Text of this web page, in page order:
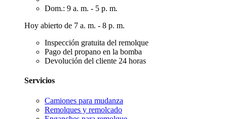
Dom.: 9 a. m. - 5 p. m.
Hoy abierto de 7 a. m. - 8 p. m.
Inspección gratuita del remolque
Pago del propano en la bomba
Devolución del cliente 24 horas
Servicios
Camiones para mudanza
Remolques y remolcado